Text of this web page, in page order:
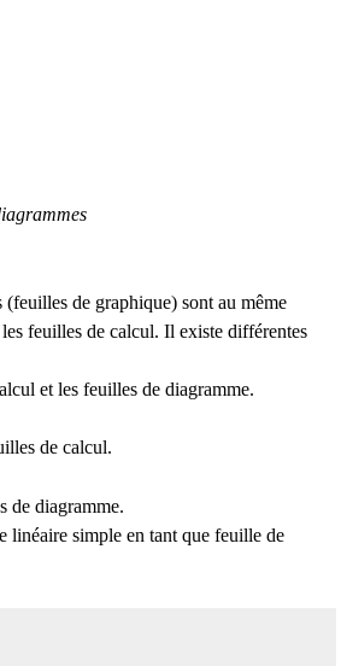
de graphique) sont au même
feuilles de calcul. Il existe différentes
et les feuilles de diagramme.
de calcul.
de diagramme.
linéaire simple en tant que feuille de